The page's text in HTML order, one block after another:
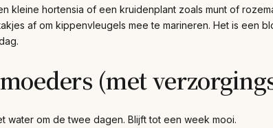
kleine hortensia of een kruidenplant zoals munt of
af om kippenvleugels mee te marineren. Het is een
(met
water om de twee dagen. Blijft tot een week mooi.